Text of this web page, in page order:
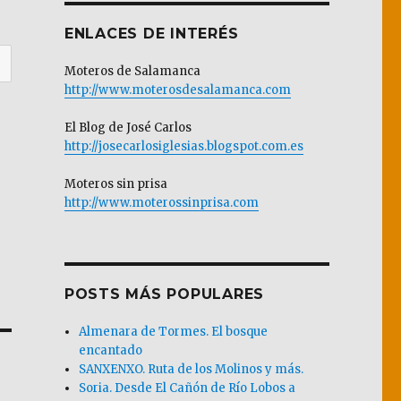
ENLACES DE INTERÉS
Moteros de Salamanca
http://www.moterosdesalamanca.com
El Blog de José Carlos
http://josecarlosiglesias.blogspot.com.es
Moteros sin prisa
http://www.moterossinprisa.com
POSTS MÁS POPULARES
Almenara de Tormes. El bosque
encantado
SANXENXO. Ruta de los Molinos y más.
Soria. Desde El Cañón de Río Lobos a